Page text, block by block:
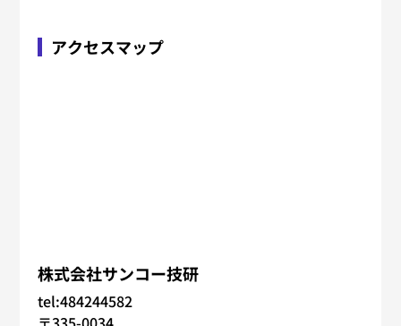
アクセスマップ
株式会社サンコー技研
tel:484244582